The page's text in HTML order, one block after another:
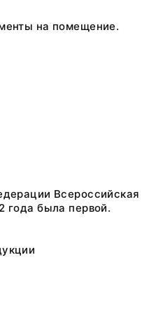
на помещение.
Всероссийская
года была первой.